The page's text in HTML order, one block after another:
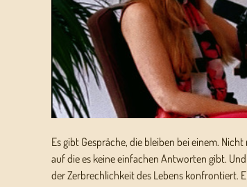
Es gibt Gespräche, die bleiben bei einem.
auf die es keine einfachen Antworten gibt.
der Zerbrechlichkeit des Lebens konfrontiert.